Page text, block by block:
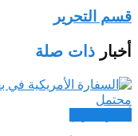
قسم التحرير
أخبار ذات صلة